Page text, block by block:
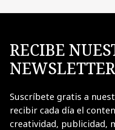
RECIBE
NEWSLETTER
Suscríbete gratis a
recibir cada día el
creatividad, publicidad,